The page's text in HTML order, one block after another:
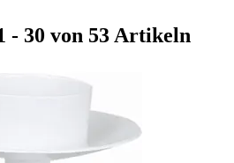
- 30 von 53 Artikeln